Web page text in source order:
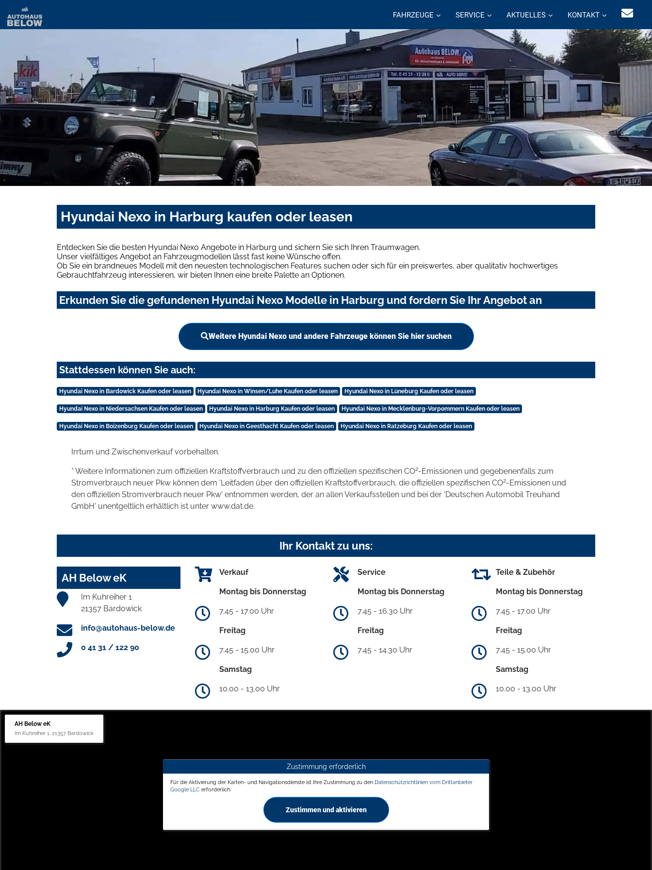
FAHRZEUGE SERVICE AKTUELLES KONTAKT
Hyundai Nexo in Harburg kaufen oder leasen
Entdecken Sie die besten Hyundai Nexo Angebote in Harburg und sichern Sie sich Ihren Traumwagen.
Unser vielfältiges Angebot an Fahrzeugmodellen lässt fast keine Wünsche offen.
Ob Sie ein brandneues Modell mit den neuesten technologischen Features suchen oder sich für ein preiswertes, aber qualitativ hochwertiges
Gebrauchtfahrzeug interessieren, wir bieten Ihnen eine breite Palette an Optionen.
Erkunden Sie die gefundenen Hyundai Nexo Modelle in Harburg und fordern Sie Ihr Angebot an
Weitere Hyundai Nexo und andere Fahrzeuge können Sie hier suchen
Stattdessen können Sie auch:
Hyundai Nexo in Bardowick Kaufen oder leasen Hyundai Nexo in Winsen/Luhe Kaufen oder leasen Hyundai Nexo in Lüneburg Kaufen oder leasen
Hyundai Nexo in Niedersachsen Kaufen oder leasen Hyundai Nexo in Harburg Kaufen oder leasen Hyundai Nexo in Mecklenburg-Vorpommern Kaufen oder leasen
Hyundai Nexo in Boizenburg Kaufen oder leasen Hyundai Nexo in Geesthacht Kaufen oder leasen Hyundai Nexo in Ratzeburg Kaufen oder leasen
Irrtum und Zwischenverkauf vorbehalten.
* Weitere Informationen zum offiziellen Kraftstoffverbrauch und zu den offiziellen spezifischen CO2-Emissionen und gegebenenfalls zum
Stromverbrauch neuer Pkw können dem 'Leitfaden über den offiziellen Kraftstoffverbrauch, die offiziellen spezifischen CO2-Emissionen und
den offiziellen Stromverbrauch neuer Pkw' entnommen werden, der an allen Verkaufsstellen und bei der 'Deutschen Automobil Treuhand
GmbH' unentgeltlich erhältlich ist unter www.dat.de.
Ihr Kontakt zu uns:
AH Below eK
Im Kuhreiher 1
21357 Bardowick
info@autohaus-below.de
0 41 31 / 122 90
Verkauf
Montag bis Donnerstag
7.45 - 17.00 Uhr
Freitag
7.45 - 15.00 Uhr
Samstag
10.00 - 13.00 Uhr
Service
Montag bis Donnerstag
7.45 - 16.30 Uhr
Freitag
7.45 - 14.30 Uhr
Teile & Zubehör
Montag bis Donnerstag
7.45 - 17.00 Uhr
Freitag
7.45 - 15.00 Uhr
Samstag
10.00 - 13.00 Uhr
AH Below eK
Im Kuhreiher 1, 21357 Bardowick
Zustimmung erforderlich
Für die Aktivierung der Karten- und Navigationsdienste ist Ihre Zustimmung zu den Datenschutzrichtlinien vom Drittanbieter
Google LLC erforderlich.
Zustimmen und aktivieren